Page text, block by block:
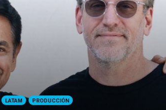
LATAM PRODUCCIÓN